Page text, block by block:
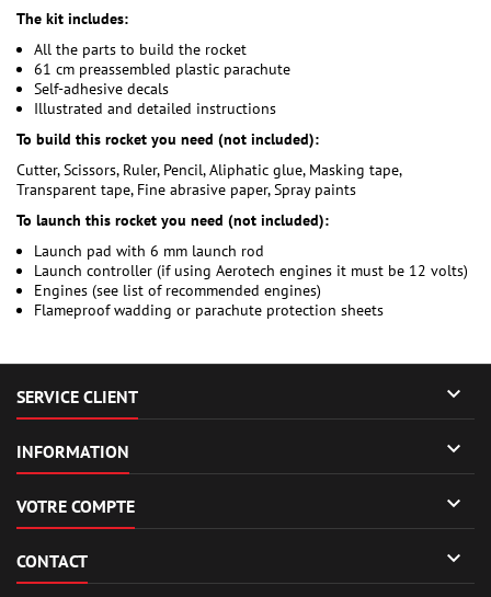
The kit includes:
All the parts to build the rocket
61 cm preassembled plastic parachute
Self-adhesive decals
Illustrated and detailed instructions
To build this rocket you need (not included):
Cutter, Scissors, Ruler, Pencil, Aliphatic glue, Masking tape,
Transparent tape, Fine abrasive paper, Spray paints
To launch this rocket you need (not included):
Launch pad with 6 mm launch rod
Launch controller (if using Aerotech engines it must be 12 volts)
Engines (see list of recommended engines)
Flameproof wadding or parachute protection sheets
SERVICE CLIENT 
INFORMATION 
VOTRE COMPTE 
CONTACT 